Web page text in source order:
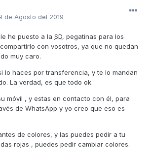
de Agosto del 2019
he puesto a la SD, pegatinas para los
con vosotros, ya que no quedan
muy caro.
lo haces por transferencia, y te lo mandan
La verdad, es que todo ok.
móvil , y estas en contacto con él, para
de WhatsApp y yo creo que eso es
de colores, y las puedes pedir a tu
rojas , puedes pedir cambiar colores.